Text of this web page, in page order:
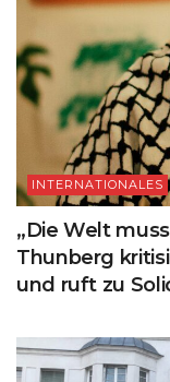
INTERNATIONALES
„Die Welt
Thunberg
und ruft zu